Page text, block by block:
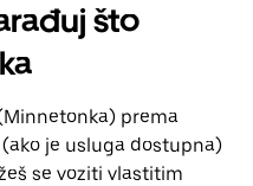
što
prema
je usluga dostupna)
se voziti vlastitim